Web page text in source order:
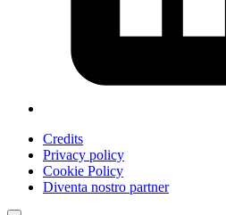
Credits
Privacy policy
Cookie Policy
Diventa nostro partner